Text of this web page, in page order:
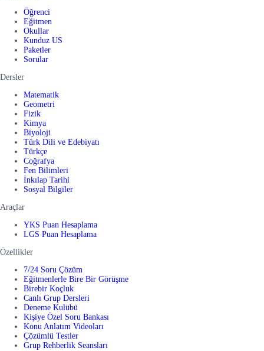
Öğrenci
Eğitmen
Okullar
Kunduz US
Paketler
Sorular
Dersler
Matematik
Geometri
Fizik
Kimya
Biyoloji
Türk Dili ve Edebiyatı
Türkçe
Coğrafya
Fen Bilimleri
İnkılap Tarihi
Sosyal Bilgiler
Araçlar
YKS Puan Hesaplama
LGS Puan Hesaplama
Özellikler
7/24 Soru Çözüm
Eğitmenlerle Bire Bir Görüşme
Birebir Koçluk
Canlı Grup Dersleri
Deneme Kulübü
Kişiye Özel Soru Bankası
Konu Anlatım Videoları
Çözümlü Testler
Grup Rehberlik Seansları